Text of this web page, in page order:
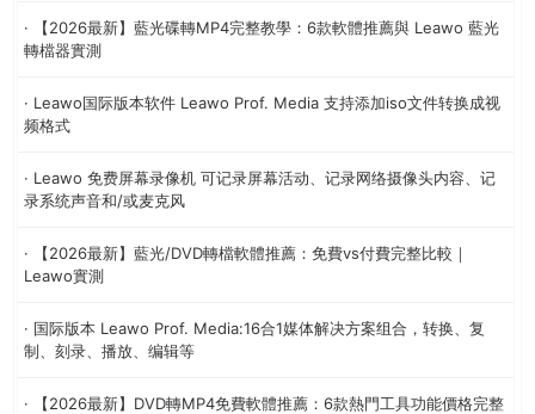
· 【2026最新】藍光碟轉MP4完整教學：6款軟體推薦與 Leawo 藍光
轉檔器實測
· Leawo国际版本软件 Leawo Prof. Media 支持添加iso文件转换成视
频格式
· Leawo 免费屏幕录像机 可记录屏幕活动、记录网络摄像头内容、记
录系统声音和/或麦克风
· 【2026最新】藍光/DVD轉檔軟體推薦：免費vs付費完整比較｜
Leawo實測
· 国际版本 Leawo Prof. Media:16合1媒体解决方案组合，转换、复
制、刻录、播放、编辑等
· 【2026最新】DVD轉MP4免費軟體推薦：6款熱門工具功能價格完整